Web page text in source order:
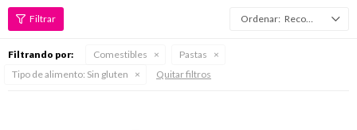
Recomendados
Filtrando por: Comestibles
Pastas
Tipo de alimento: Sin gluten Quitar filtros